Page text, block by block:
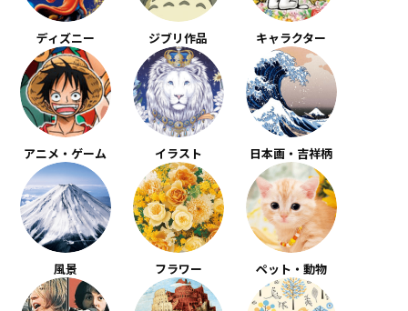
ディズニー ジブリ作品 キャラクター
アニメ・ゲーム イラスト 日本画・吉祥柄
風景 フラワー ペット・動物